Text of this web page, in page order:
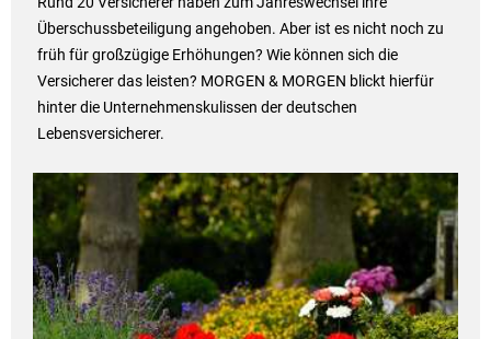
Überschussbeteiligung angehoben. Aber ist es nicht noch zu
früh für großzügige Erhöhungen? Wie können sich die
Versicherer das leisten? MORGEN & MORGEN blickt hierfür
hinter die Unternehmenskulissen der deutschen
Lebensversicherer.